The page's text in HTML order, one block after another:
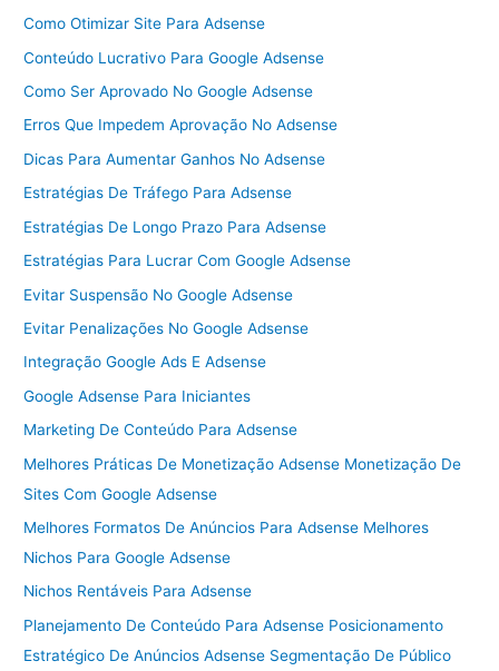
Como Otimizar Site Para Adsense
Conteúdo Lucrativo Para Google Adsense
Como Ser Aprovado No Google Adsense
Erros Que Impedem Aprovação No Adsense
Dicas Para Aumentar Ganhos No Adsense
Estratégias De Tráfego Para Adsense
Estratégias De Longo Prazo Para Adsense
Estratégias Para Lucrar Com Google Adsense
Evitar Suspensão No Google Adsense
Evitar Penalizações No Google Adsense
Integração Google Ads E Adsense
Google Adsense Para Iniciantes
Marketing De Conteúdo Para Adsense
Melhores Práticas De Monetização Adsense Monetização De
Sites Com Google Adsense
Melhores Formatos De Anúncios Para Adsense Melhores
Nichos Para Google Adsense
Nichos Rentáveis Para Adsense
Planejamento De Conteúdo Para Adsense Posicionamento
Estratégico De Anúncios Adsense Segmentação De Público